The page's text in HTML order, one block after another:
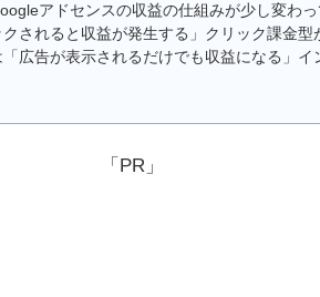
アドセンスの収益の仕組みが少し変わ
クされると収益が発生する」クリック課金
広告が表示されるだけでも収益になる」イ
ています。ブログ初心者向けに、どこが変
「PR」